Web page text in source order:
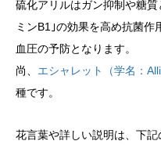
硫化アリルはガン抑制や糖
ミンB1｣の効果を高め抗菌
血圧の予防となります。
尚、 エシャレット（学名：
種です。
花言葉や詳しい説明は、下記